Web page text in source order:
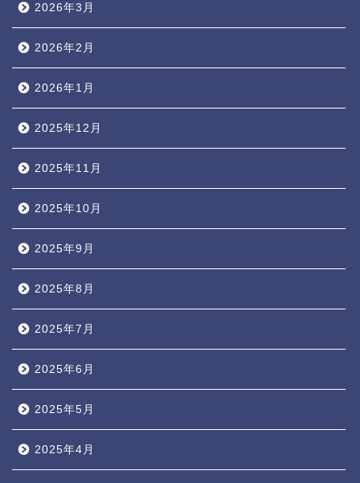
2026年3月
2026年2月
2026年1月
2025年12月
2025年11月
2025年10月
2025年9月
2025年8月
2025年7月
2025年6月
2025年5月
2025年4月